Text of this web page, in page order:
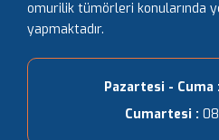
omurilik tümörleri konularında
yapmaktadır.
Pazartesi - Cuma :
Cumartesi :